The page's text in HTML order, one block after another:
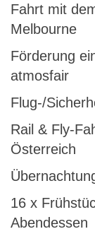
Fahrt mit
Melbourne
Förderung
atmosfair
Flug-/
Rail & Fly-
Österreich
16 x
Abendessen